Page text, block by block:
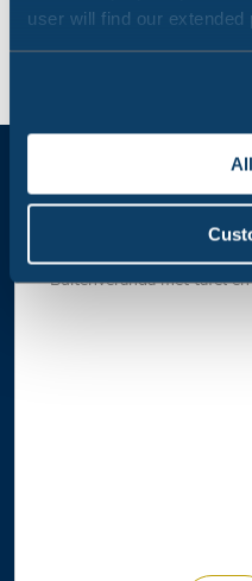
user will find our extended
1 slaapkamer met
1 slaapkamer met
Badkamer (geen bidet)
Woonkamer met
Buitenveranda met tafel